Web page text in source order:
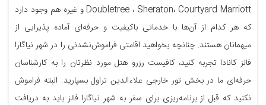
Doubletree ، Sheraton، Courtyard Marriott و غیره هم وجود دارد
که هر کدام از آن‌ها با خدماتی باکیفیت و حرفه‌ای آماده پذیرایی از
میهمانان هستند. چنانچه بخواهید اقامتی فراموش‌نشدنی را در شهر نیاگارا
فالز کانادا تجربه کنید، کافیست رزرو هتل مورد نظرتان را به کارشناسان
حرفه‌ای ما در بخش تور خارجی علاءالدین تراول بسپارید. البته فراموش
نکنید که قبل از برنامه‌ریزی برای سفر به شهر نیاگارا فالز باید به دریافت